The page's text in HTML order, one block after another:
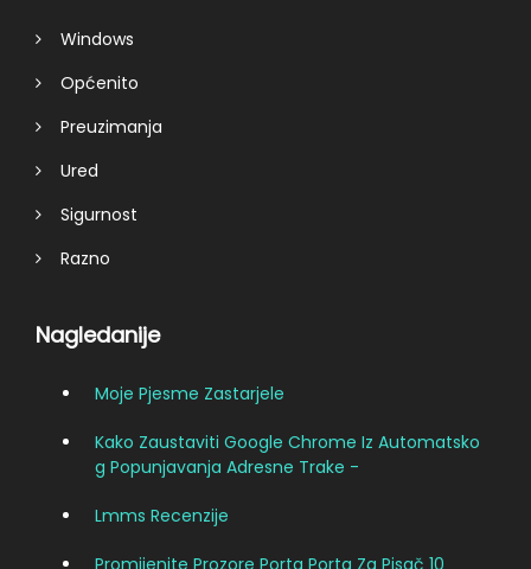
Windows
Općenito
Preuzimanja
Ured
Sigurnost
Razno
Nagledanije
Moje Pjesme Zastarjele
Kako Zaustaviti Google Chrome Iz Automatsko
G Popunjavanja Adresne Trake -
Lmms Recenzije